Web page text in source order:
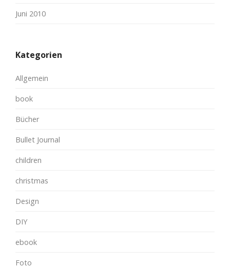
Juni 2010
Kategorien
Allgemein
book
Bücher
Bullet Journal
children
christmas
Design
DIY
ebook
Foto